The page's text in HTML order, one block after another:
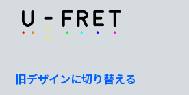
旧デザインに切り替える